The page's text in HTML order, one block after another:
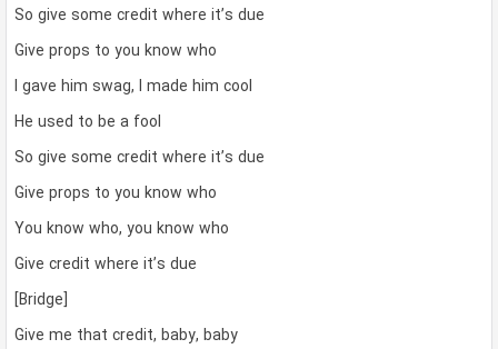
So give some credit where it’s due
Give props to you know who
I gave him swag, I made him cool
He used to be a fool
So give some credit where it’s due
Give props to you know who
You know who, you know who
Give credit where it’s due
[Bridge]
Give me that credit, baby, baby